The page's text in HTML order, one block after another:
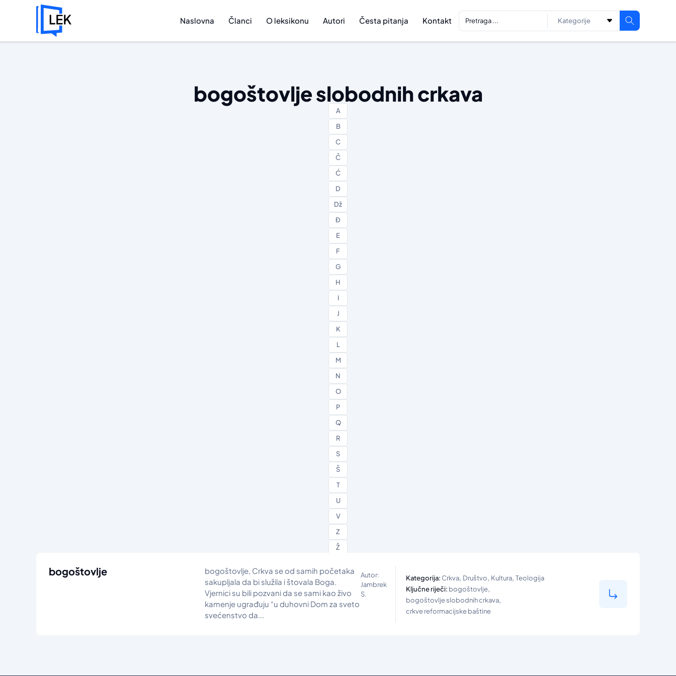
Naslovna Članci O leksikonu Autori Česta pitanja Kontakt
bogoštovlje slobodnih crkava
A
B
C
Č
Ć
D
Dž
Đ
E
F
G
H
I
J
K
L
M
N
O
P
Q
R
S
Š
T
U
V
Z
Ž
bogoštovlje
bogoštovlje, Crkva se od samih početaka
sakupljala da bi služila i štovala Boga.
Vjernici su bili pozvani da se sami kao živo
kamenje ugrađuju “u duhovni Dom za sveto
svećenstvo da...
Autor:
Jambrek
S.
Kategorija: Crkva, Društvo, Kultura, Teologija
Ključne riječi: bogoštovlje,
bogoštovlje slobodnih crkava,
crkve reformacijske baštine